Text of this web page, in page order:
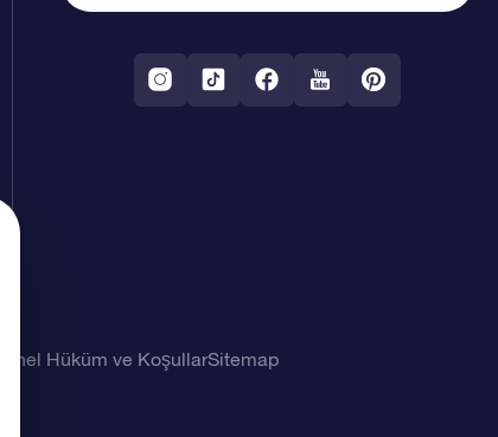
Genel Hüküm ve KoşullarSitemap